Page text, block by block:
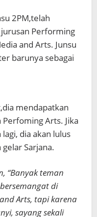
2PM,telah
Performing
and Arts. Junsu
barunya sebagai
mendapatkan
Arts. Jika
dia akan lulus
Sarjana.
“Banyak teman
di
Arts, tapi karena
sayang sekali